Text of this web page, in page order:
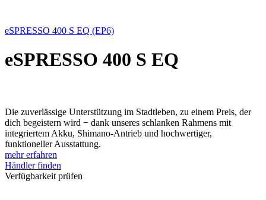
eSPRESSO 400 S EQ (EP6)
eSPRESSO 400 S EQ
Die zuverlässige Unterstützung im Stadtleben, zu einem Preis, der
dich begeistern wird − dank unseres schlanken Rahmens mit
integriertem Akku, Shimano-Antrieb und hochwertiger,
funktioneller Ausstattung.
mehr erfahren
Händler finden
Verfügbarkeit prüfen